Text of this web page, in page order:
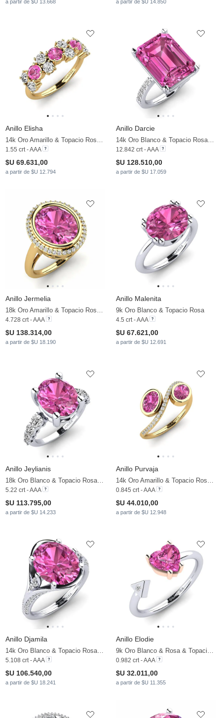
a partir de $U 13.668 a partir de $U 14.850
Anillo Elisha
1.55 crt - AAA
$U 69.631,00
a partir de $U 12.794
Anillo Darcie
12.842 crt - AAA
$U 128.510,00
a partir de $U 17.059
Anillo Jermelia
4.728 crt - AAA
$U 138.314,00
a partir de $U 18.190
Anillo Malenita
9k Oro Blanco & Topacio Rosa
4.5 crt - AAA
$U 67.621,00
a partir de $U 12.691
Anillo Jeylianis
5.22 crt - AAA
$U 113.795,00
a partir de $U 14.233
Anillo Purvaja
0.845 crt - AAA
$U 44.010,00
a partir de $U 12.948
Anillo Djamila
5.108 crt - AAA
$U 106.540,00
a partir de $U 18.241
Anillo Elodie
0.982 crt - AAA
$U 32.011,00
a partir de $U 11.355